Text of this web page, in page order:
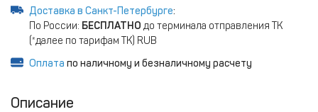
Доставка в Санкт-Петербурге:
По России: БЕСПЛАТНО до терминала отправления ТК
(*далее по тарифам ТК) RUB
Оплата по наличному и безналичному расчету
Описание